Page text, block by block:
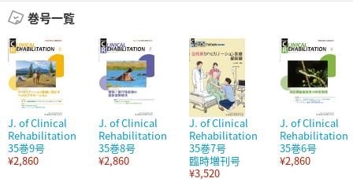
巻号一覧
J. of Clinical
Rehabilitation
35巻9号
¥2,860
J. of Clinical
Rehabilitation
35巻8号
¥2,860
J. of Clinical
Rehabilitation
35巻7号
臨時増刊号
¥3,520
J. of Clinical
Rehabilitation
35巻6号
¥2,860